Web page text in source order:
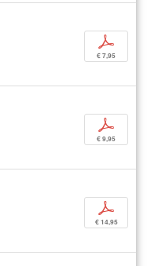
p
€ 7,95
p
€ 9,95
p
€ 14,95